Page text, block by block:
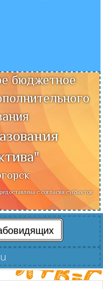
бюджетное
с согласия субъектов